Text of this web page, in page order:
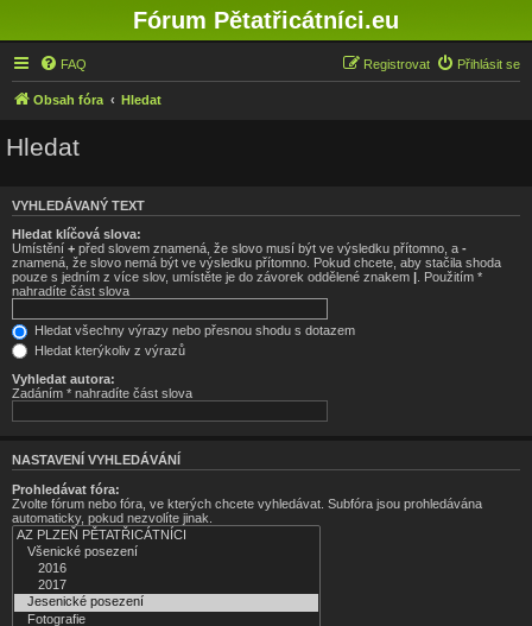
Fórum Pětatřicátníci.eu
FAQ Přihlásit se
Registrovat
Obsah fóra Hledat
Hledat
VYHLEDÁVANÝ TEXT
Hledat klíčová slova:
Umístění + před slovem znamená, že slovo musí být ve výsledku přítomno, a -
znamená, že slovo nemá být ve výsledku přítomno. Pokud chcete, aby stačila shoda
pouze s jedním z více slov, umístěte je do závorek oddělené znakem | . Použitím *
nahradíte část slova
Hledat všechny výrazy nebo přesnou shodu s dotazem
Hledat kterýkoliv z výrazů
Vyhledat autora:
Zadáním * nahradíte část slova
NASTAVENÍ VYHLEDÁVÁNÍ
Prohledávat fóra:
Zvolte fórum nebo fóra, ve kterých chcete vyhledávat. Subfóra jsou prohledávána
automaticky, pokud nezvolíte jinak.